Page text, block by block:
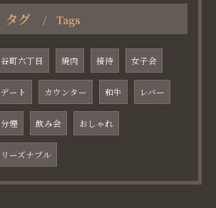
タグ Tags
谷町六丁目 焼肉 接待 女子会
デート カウンター 和牛 レバー
分煙 飲み会 おしゃれ
リーズナブル